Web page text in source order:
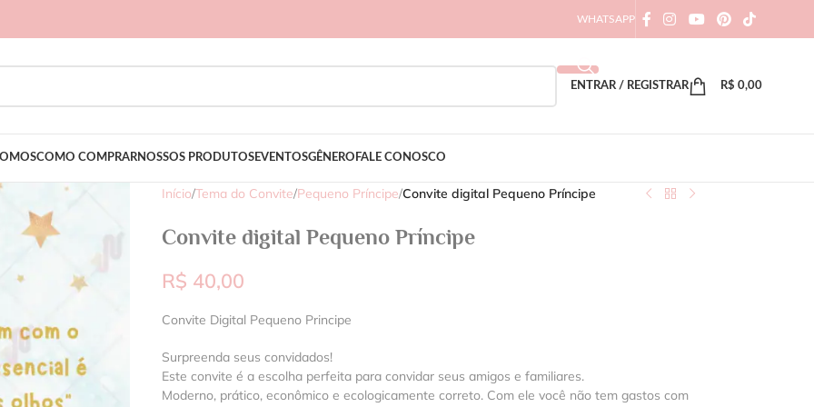
WHATSAPP
ENTRAR / REGISTRAR R$ 0,00
COMO COMPRARNOSSOS PRODUTOSEVENTOSGÊNERO FALE CONOSCO
Início/Tema do Convite/Pequeno Príncipe/Convite digital Pequeno Príncipe
Convite digital Pequeno Príncipe
R$ 40,00
Convite Digital Pequeno Principe
Surpreenda seus convidados!
Este convite é a escolha perfeita para convidar seus amigos e familiares.
Moderno, prático, econômico e ecologicamente correto. Com ele você não tem gastos com